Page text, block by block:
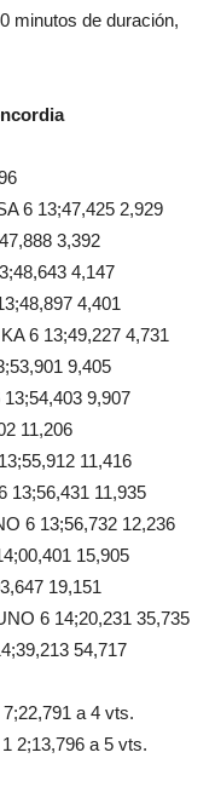
minutos de duración,
6 13;47,425 2,929
3,392
4,147
4,401
6 13;49,227 4,731
9,405
9,907
11,206
11,416
13;56,431 11,935
6 13;56,732 12,236
15,905
19,151
6 14;20,231 35,735
54,717
a 4 vts.
2;13,796 a 5 vts.